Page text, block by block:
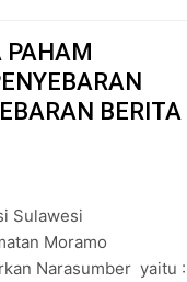
PAHAM
BERITA
Sulawesi
Moramo
Narasumber yaitu :